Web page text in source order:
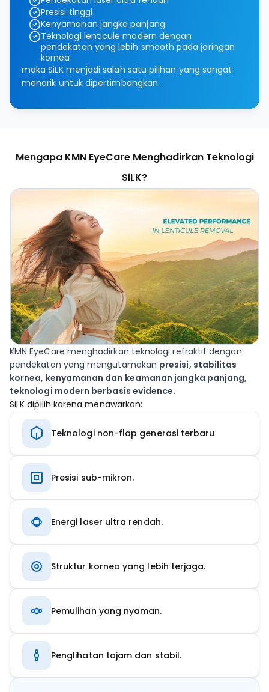
Presisi tinggi
Kenyamanan jangka panjang
Teknologi lenticule modern dengan
pendekatan yang lebih smooth pada jaringan
kornea
maka SiLK menjadi salah satu pilihan yang sangat
menarik untuk dipertimbangkan.
Mengapa KMN EyeCare Menghadirkan Teknologi
SiLK?
KMN EyeCare menghadirkan teknologi refraktif dengan
pendekatan yang mengutamakan presisi, stabilitas
kornea, kenyamanan dan keamanan jangka panjang,
teknologi modern berbasis evidence.
SiLK dipilih karena menawarkan:
Teknologi non-flap generasi terbaru
Presisi sub-mikron.
Energi laser ultra rendah.
Struktur kornea yang lebih terjaga.
Pemulihan yang nyaman.
Penglihatan tajam dan stabil.